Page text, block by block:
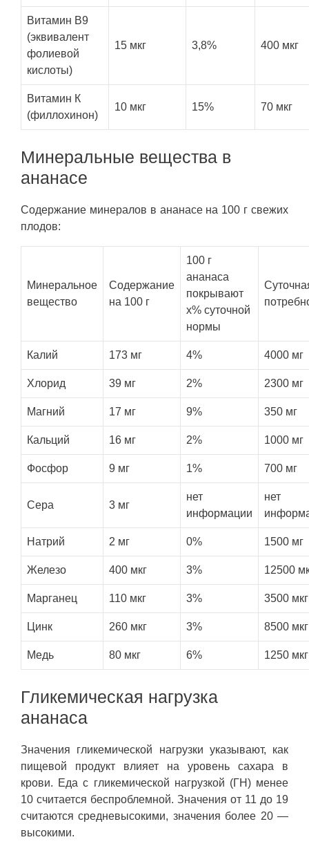
Витамин B9
(эквивалент
фолиевой
кислоты)
15 мкг 3,8% 400 мкг
Витамин К
(филлохинон)
10 мкг 15% 70 мкг
Минеральные вещества в
ананасе
Содержание минералов в ананасе на 100 г свежих
плодов:
Минеральное
вещество
Содержание
на 100 г
100 г
ананаса
покрывают
x% суточной
нормы
Калий 173 мг 4% 4000 мг
Хлорид 39 мг 2% 2300 мг
Магний 17 мг 9% 350 мг
Кальций 16 мг 2% 1000 мг
Фосфор 9 мг 1% 700 мг
Сера 3 мг
нет
информации
нет
Натрий 2 мг 0% 1500 мг
Железо 400 мкг 3% 12500
Марганец 110 мкг 3% 3500 мкг
Цинк 260 мкг 3% 8500 мкг
Медь 80 мкг 6% 1250 мкг
Гликемическая нагрузка
ананаса
Значения гликемической нагрузки указывают, как
пищевой продукт влияет на уровень сахара в
крови. Еда с гликемической нагрузкой (ГН) менее
10 считается беспроблемной. Значения от 11 до 19
считаются средневысокими, значения более 20 —
высокими.